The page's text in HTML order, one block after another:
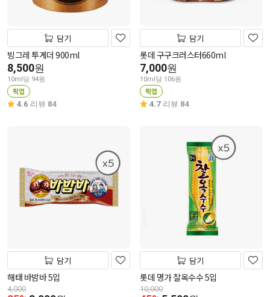
담기
빙그레 투게더 900ml
8,500원
10ml당 94원
픽업
4.6 리뷰 84
담기
롯데 구구크러스터660ml
7,000원
10ml당 106원
픽업
4.7 리뷰 84
담기
해태 바밤바 5입
4,000
담기
롯데 명가 찰옥수수 5입
10,000